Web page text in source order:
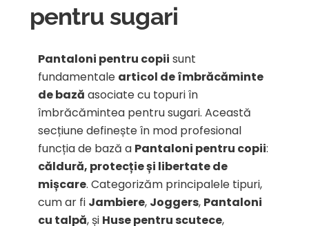
pentru sugari
Pantaloni pentru copii sunt
fundamentale articol de îmbrăcăminte
de bază asociate cu topuri în
îmbrăcămintea pentru sugari. Această
secțiune definește în mod profesional
funcția de bază a Pantaloni pentru copii:
căldură, protecție și libertate de
mișcare. Categorizăm principalele tipuri,
cum ar fi Jambiere, Joggers, Pantaloni
cu talpă, și Huse pentru scutece,